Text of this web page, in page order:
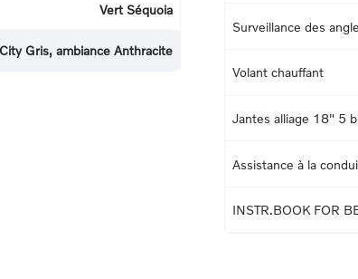
Vert Séquoia
Gris, ambiance Anthracite
Surveillance des
Volant chauffant
Jantes alliage 18" 5
Assistance à la
INSTR.BOOK FOR